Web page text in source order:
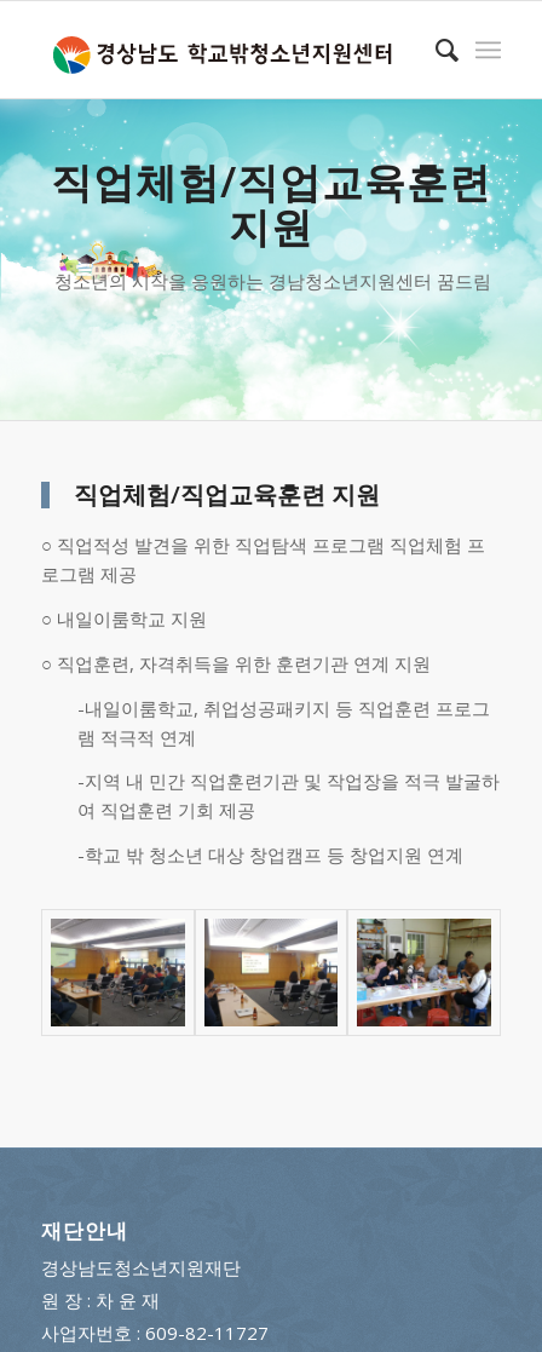
직업체험/직업교육훈련
지원
청소년의 시작을 응원하는 경남청소년지원센터 꿈드림
직업체험/직업교육훈련 지원
○ 직업적성 발견을 위한 직업탐색 프로그램 직업체험 프
로그램 제공
○ 내일이룸학교 지원
○ 직업훈련, 자격취득을 위한 훈련기관 연계 지원
-내일이룸학교, 취업성공패키지 등 직업훈련 프로그
램 적극적 연계
-지역 내 민간 직업훈련기관 및 작업장을 적극 발굴하
여 직업훈련 기회 제공
-학교 밖 청소년 대상 창업캠프 등 창업지원 연계
재단안내
경상남도청소년지원재단
원 장 : 차 윤 재
사업자번호 : 609-82-11727